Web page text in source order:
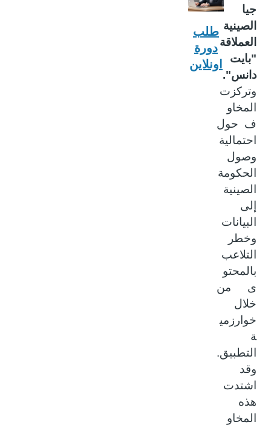
جيا
الصينية
العملاقة
"بايت
دانس".
وتركزت
المخاو
ف حول
احتمالية
وصول
الحكومة
الصينية
إلى
البيانات
وخطر
التلاعب
بالمحتو
ى من
خلال
خوارزمي
التطبيق.
وقد
اشتدت
هذه
المخاو
طلب
دورة
اونلاين